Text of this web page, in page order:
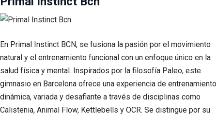
En Primal Instinct BCN, se fusiona la pasión por el movimiento
natural y el entrenamiento funcional con un enfoque único en la
salud física y mental. Inspirados por la filosofía Paleo, este
gimnasio en Barcelona ofrece una experiencia de entrenamiento
dinámica, variada y desafiante a través de disciplinas como
Calistenia, Animal Flow, Kettlebells y OCR. Se distingue por su